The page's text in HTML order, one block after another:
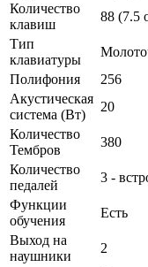
Количество
клавиш
88 (7.5
Тип
клавиатуры
Полифония
256
Акустическая
система (Вт)
20
Количество
Тембров
380
Количество
педалей
3 -
Функции
обучения
Есть
Выход на
наушники
2